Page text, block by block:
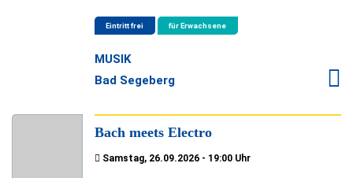
Eintritt frei für Erwachsene
MUSIK
Bad Segeberg
Bach meets Electro
Samstag, 26.09.2026 - 19:00 Uhr